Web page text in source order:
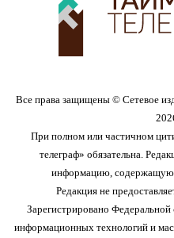
Все права защищены © Сетевое
При полном или частичном
телеграф» обязательна.
информацию,
Редакция не
Зарегистрировано Федеральной
информационных технологий и